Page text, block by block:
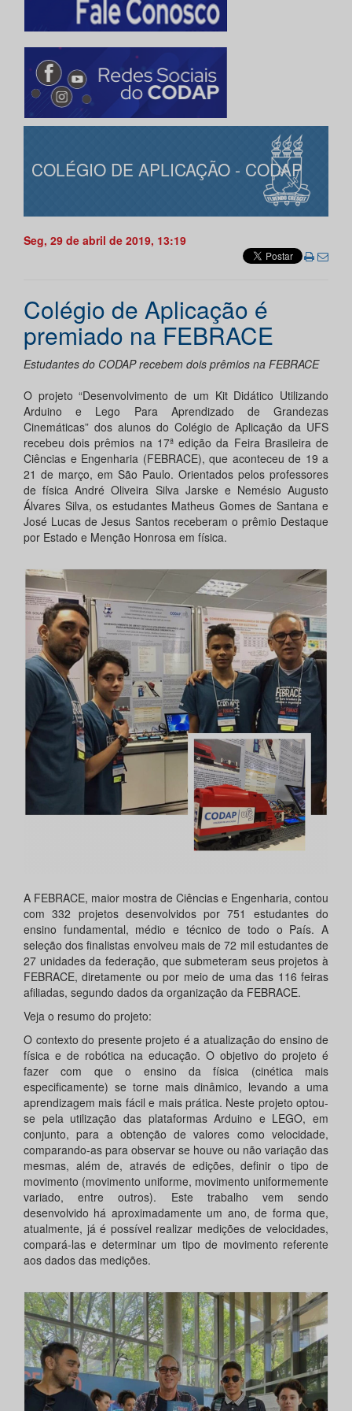
COLÉGIO DE APLICAÇÃO - CODAP
Seg, 29 de abril de 2019, 13:19
Colégio de Aplicação é
premiado na FEBRACE
Estudantes do CODAP recebem dois prêmios na FEBRACE
O projeto “Desenvolvimento de um Kit Didático Utilizando
Arduino e Lego Para Aprendizado de Grandezas
Cinemáticas” dos alunos do Colégio de Aplicação da UFS
recebeu dois prêmios na 17ª edição da Feira Brasileira de
Ciências e Engenharia (FEBRACE), que aconteceu de 19 a
21 de março, em São Paulo. Orientados pelos professores
de física André Oliveira Silva Jarske e Nemésio Augusto
Álvares Silva, os estudantes Matheus Gomes de Santana e
José Lucas de Jesus Santos receberam o prêmio Destaque
por Estado e Menção Honrosa em física.
A FEBRACE, maior mostra de Ciências e Engenharia, contou
com 332 projetos desenvolvidos por 751 estudantes do
ensino fundamental, médio e técnico de todo o País. A
seleção dos finalistas envolveu mais de 72 mil estudantes de
27 unidades da federação, que submeteram seus projetos à
FEBRACE, diretamente ou por meio de uma das 116 feiras
afiliadas, segundo dados da organização da FEBRACE.
Veja o resumo do projeto:
O contexto do presente projeto é a atualização do ensino de
física e de robótica na educação. O objetivo do projeto é
fazer com que o ensino da física (cinética mais
especificamente) se torne mais dinâmico, levando a uma
aprendizagem mais fácil e mais prática. Neste projeto optou-
se pela utilização das plataformas Arduino e LEGO, em
conjunto, para a obtenção de valores como velocidade,
comparando-as para observar se houve ou não variação das
mesmas, além de, através de edições, definir o tipo de
movimento (movimento uniforme, movimento uniformemente
variado, entre outros). Este trabalho vem sendo
desenvolvido há aproximadamente um ano, de forma que,
atualmente, já é possível realizar medições de velocidades,
compará-las e determinar um tipo de movimento referente
aos dados das medições.